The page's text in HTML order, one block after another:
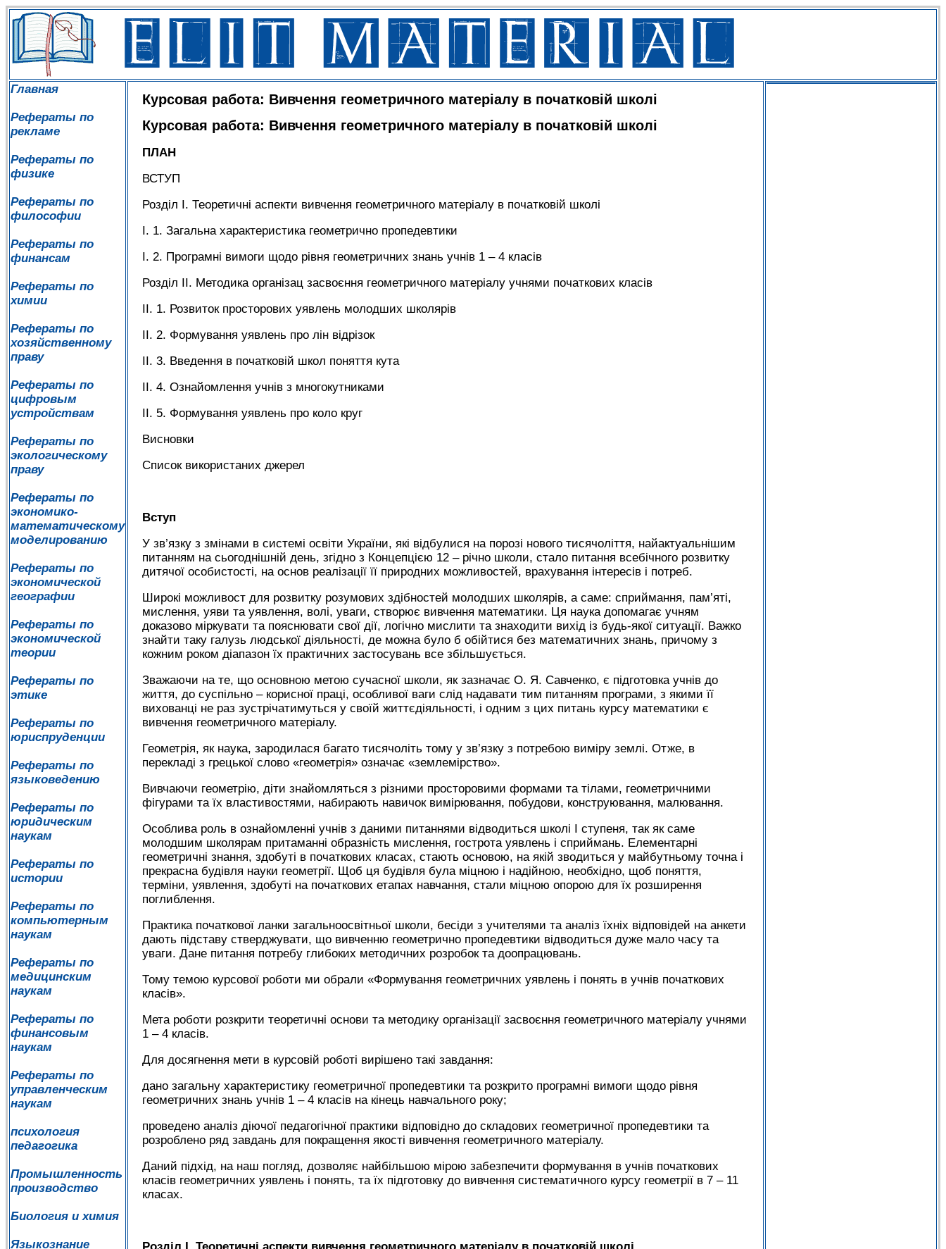
Главная
Рефераты по
рекламе
Рефераты по
физике
Рефераты по
философии
Рефераты по
финансам
Рефераты по
химии
Рефераты по
хозяйственному
праву
Рефераты по
цифровым
устройствам
Рефераты по
экологическому
праву
Рефераты по
экономико-
математическому
моделированию
Рефераты по
экономической
географии
Рефераты по
экономической
теории
Рефераты по
этике
Рефераты по
юриспруденции
Рефераты по
языковедению
Рефераты по
юридическим
наукам
Рефераты по
истории
Рефераты по
компьютерным
наукам
Рефераты по
медицинским
наукам
Рефераты по
финансовым
наукам
Рефераты по
управленческим
наукам
психология
педагогика
Промышленность
производство
Биология и химия
Языкознание
Курсовая работа: Вивчення геометричного матеріалу в початковій школі
Курсовая работа: Вивчення геометричного матеріалу в початковій школі
ПЛАН
ВСТУП
Розділ І. Теоретичні аспекти вивчення геометричного матеріалу в початковій школі
І. 1. Загальна характеристика геометрично пропедевтики
І. 2. Програмні вимоги щодо рівня геометричних знань учнів 1 – 4 класів
Розділ ІІ. Методика організац засвоєння геометричного матеріалу учнями початкових класів
ІІ. 1. Розвиток просторових уявлень молодших школярів
ІІ. 2. Формування уявлень про лін відрізок
ІІ. 3. Введення в початковій школ поняття кута
ІІ. 4. Ознайомлення учнів з многокутниками
ІІ. 5. Формування уявлень про коло круг
Висновки
Список використаних джерел
Вступ
У зв’язку з змінами в системі освіти України, які відбулися на порозі нового тисячоліття, найактуальнішим
питанням на сьогоднішній день, згідно з Концепцією 12 – річно школи, стало питання всебічного розвитку
дитячої особистості, на основ реалізації її природних можливостей, врахування інтересів і потреб.
Широкі можливост для розвитку розумових здібностей молодших школярів, а саме: сприймання, пам’яті,
мислення, уяви та уявлення, волі, уваги, створює вивчення математики. Ця наука допомагає учням
доказово міркувати та пояснювати свої дії, логічно мислити та знаходити вихід із будь-якої ситуації. Важко
знайти таку галузь людської діяльності, де можна було б обійтися без математичних знань, причому з
кожним роком діапазон їх практичних застосувань все збільшується.
Зважаючи на те, що основною метою сучасної школи, як зазначає О. Я. Савченко, є підготовка учнів до
життя, до суспільно – корисної праці, особливої ваги слід надавати тим питанням програми, з якими її
вихованці не раз зустрічатимуться у своїй життєдіяльності, і одним з цих питань курсу математики є
вивчення геометричного матеріалу.
Геометрія, як наука, зародилася багато тисячоліть тому у зв’язку з потребою виміру землі. Отже, в
перекладі з грецької слово «геометрія» означає «землемірство».
Вивчаючи геометрію, діти знайомляться з різними просторовими формами та тілами, геометричними
фігурами та їх властивостями, набирають навичок вимірювання, побудови, конструювання, малювання.
Особлива роль в ознайомленні учнів з даними питаннями відводиться школі І ступеня, так як саме
молодшим школярам притаманні образність мислення, гострота уявлень і сприймань. Елементарні
геометричні знання, здобуті в початкових класах, стають основою, на якій зводиться у майбутньому точна і
прекрасна будівля науки геометрії. Щоб ця будівля була міцною і надійною, необхідно, щоб поняття,
терміни, уявлення, здобуті на початкових етапах навчання, стали міцною опорою для їх розширення
поглиблення.
Практика початкової ланки загальноосвітньої школи, бесіди з учителями та аналіз їхніх відповідей на анкети
дають підставу стверджувати, що вивченню геометрично пропедевтики відводиться дуже мало часу та
уваги. Дане питання потребу глибоких методичних розробок та доопрацювань.
Тому темою курсової роботи ми обрали «Формування геометричних уявлень і понять в учнів початкових
класів».
Мета роботи розкрити теоретичні основи та методику організації засвоєння геометричного матеріалу учнями
1 – 4 класів.
Для досягнення мети в курсовій роботі вирішено такі завдання:
дано загальну характеристику геометричної пропедевтики та розкрито програмні вимоги щодо рівня
геометричних знань учнів 1 – 4 класів на кінець навчального року;
проведено аналіз діючої педагогічної практики відповідно до складових геометричної пропедевтики та
розроблено ряд завдань для покращення якості вивчення геометричного матеріалу.
Даний підхід, на наш погляд, дозволяє найбільшою мірою забезпечити формування в учнів початкових
класів геометричних уявлень і понять, та їх підготовку до вивчення систематичного курсу геометрії в 7 – 11
класах.